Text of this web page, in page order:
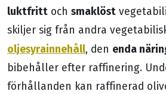
luktfritt och smaklöst
skiljer sig från andra
oljesyrainnehåll, den enda
bibehåller efter raffinering.
förhållanden kan raffinerad